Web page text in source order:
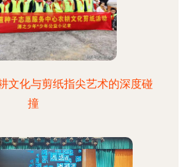
文化与剪纸指尖艺术的深度碰
撞